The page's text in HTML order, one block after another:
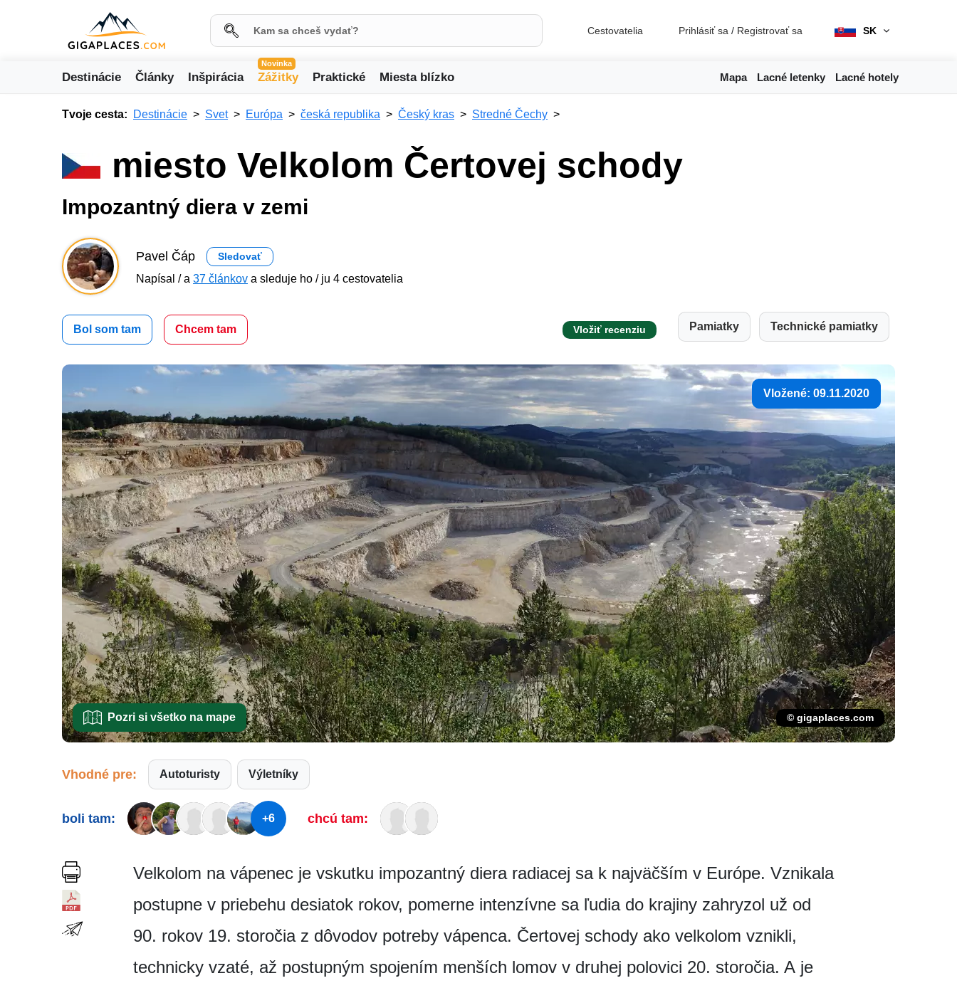
Cestovatelia Prihlásiť sa / Registrovať sa SK
Destinácie Články Inšpirácia
Novinka
Zážitky Praktické Miesta blízko Mapa Lacné letenky Lacné hotely
Tvoje cesta: Destinácie Svet Európa česká republika Český kras Stredné Čechy
miesto Velkolom Čertovej schody
Impozantný diera v zemi
Pavel Čáp Sledovať
Napísal / a 37 článkov a sleduje ho / ju 4 cestovatelia
Bol som tam Chcem tam Vložiť recenziu Pamiatky Technické pamiatky
Vložené: 09.11.2020
Pozri si všetko na mape © gigaplaces.com
Vhodné pre: Autoturisty Výletníky
boli tam: +6 chcú tam:
Velkolom na vápenec je vskutku impozantný diera radiacej sa k najväčším v Európe. Vznikala
postupne v priebehu desiatok rokov, pomerne intenzívne sa ľudia do krajiny zahryzol už od
90. rokov 19. storočia z dôvodov potreby vápenca. Čertovej schody ako velkolom vznikli,
technicky vzaté, až postupným spojením menších lomov v druhej polovici 20. storočia. A je